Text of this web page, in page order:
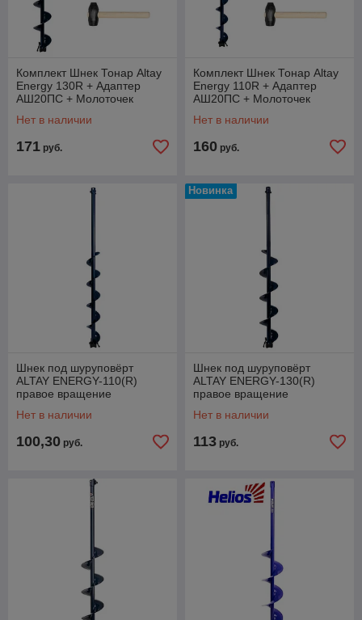
Комплект Шнек Тонар Altay
Energy 130R + Адаптер
АШ20ПС + Молоточек
Нет в наличии
171 руб.
Комплект Шнек Тонар Altay
Energy 110R + Адаптер
АШ20ПС + Молоточек
Нет в наличии
160 руб.
Шнек под шуруповёрт
ALTAY ENERGY-110(R)
правое вращение
Нет в наличии
100,30 руб.
Новинка
Шнек под шуруповёрт
ALTAY ENERGY-130(R)
правое вращение
Нет в наличии
113 руб.